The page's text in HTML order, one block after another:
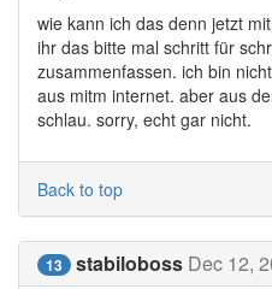
wie kann ich das denn jetzt
ihr das bitte mal schritt für
zusammenfassen. ich bin
aus mitm internet. aber aus
schlau. sorry, echt gar nicht.
Back to top
13 stabiloboss Dec 12,